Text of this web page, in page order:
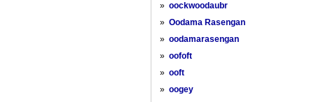
» oockwoodaubr
» Oodama Rasengan
» oodamarasengan
» oofoft
» ooft
» oogey